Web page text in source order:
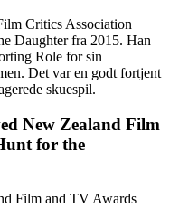
Critics Association
Daughter fra 2015. Han
Role for sin
Det var en godt fortjent
skuespil.
New Zealand Film
for the
Film and TV Awards